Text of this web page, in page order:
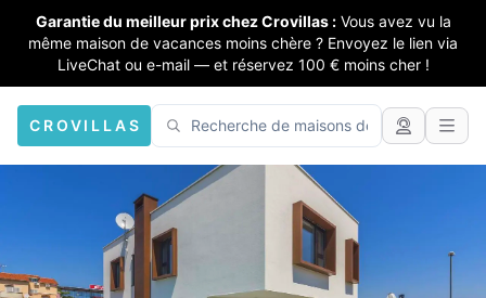
Garantie du meilleur prix chez Crovillas : Vous avez vu la
même maison de vacances moins chère ? Envoyez le lien via
LiveChat ou e-mail — et réservez 100 € moins cher !
CROVILLAS